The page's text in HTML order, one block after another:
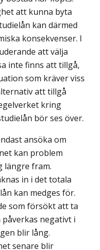
att kunna byta
kan därmed
konsekvenser. I
att välja
inte finns att tillgå,
som kräver viss
att tillgå
kring
bör ses över.
ansöka om
kan problem
längre fram.
in i det totala
kan medges för.
som försökt att ta
negativt i
blir lång.
senare blir